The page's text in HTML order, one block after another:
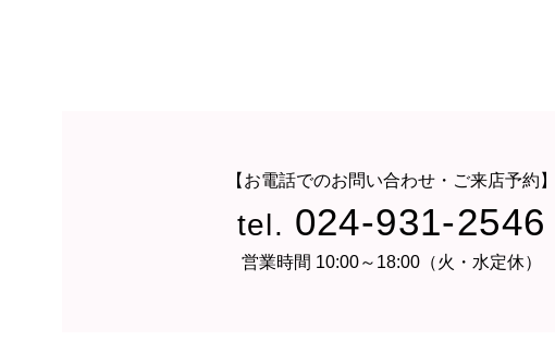
【お電話でのお問い合わせ・ご来店予約】
tel. 024-931-2546
営業時間 10:00～18:00（火・水定休）